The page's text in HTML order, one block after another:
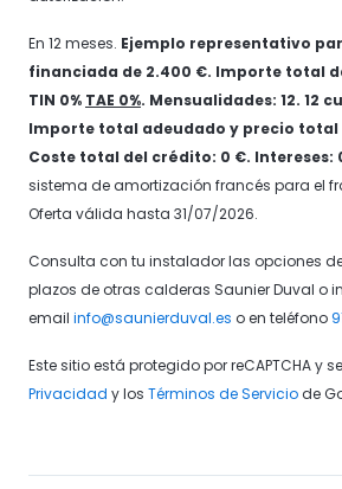
En 12 meses. Ejemplo representativo
financiada de 2.400 €. Importe total
TIN 0% TAE 0%. Mensualidades: 12. 12
Importe total adeudado y precio total
Coste total del crédito: 0 €. Intereses:
sistema de amortización francés para el
Oferta válida hasta 31/07/2026.
Consulta con tu instalador las opciones
plazos de otras calderas Saunier Duval o
email info@saunierduval.es o en teléfono
Este sitio está protegido por reCAPTCHA y
Privacidad y los Términos de Serviciode